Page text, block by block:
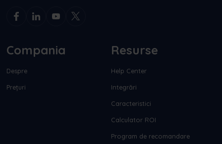
Compania
Despre
Prețuri
Resurse
Help Center
Integrări
Caracteristici
Calculator ROI
Program de recomandare